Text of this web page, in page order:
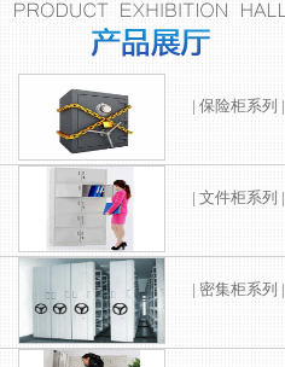
| 保险柜系列 |
| 文件柜系列 |
| 密集柜系列 |